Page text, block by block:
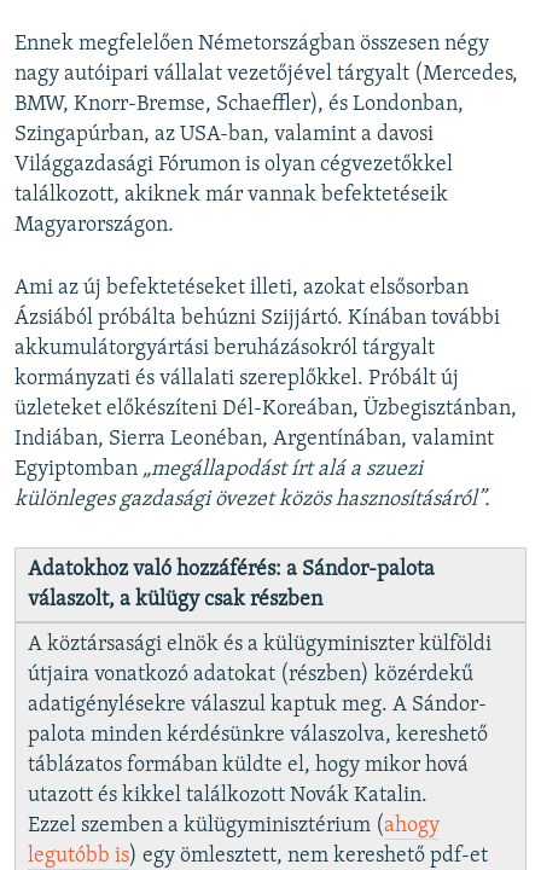
Ennek megfelelően Németországban összesen négy
nagy autóipari vállalat vezetőjével tárgyalt (Mercedes,
BMW, Knorr-Bremse, Schaeffler), és Londonban,
Szingapúrban, az USA-ban, valamint a davosi
Világgazdasági Fórumon is olyan cégvezetőkkel
találkozott, akiknek már vannak befektetéseik
Magyarországon.
Ami az új befektetéseket illeti, azokat elsősorban
Ázsiából próbálta behúzni Szijjártó. Kínában további
akkumulátorgyártási beruházásokról tárgyalt
kormányzati és vállalati szereplőkkel. Próbált új
üzleteket előkészíteni Dél-Koreában, Üzbegisztánban,
Indiában, Sierra Leonéban, Argentínában, valamint
Egyiptomban „megállapodást írt alá a szuezi
különleges gazdasági övezet közös hasznosításáról”.
Adatokhoz való hozzáférés: a Sándor-palota
válaszolt, a külügy csak részben
A köztársasági elnök és a külügyminiszter külföldi
útjaira vonatkozó adatokat (részben) közérdekű
adatigénylésekre válaszul kaptuk meg. A Sándor-
palota minden kérdésünkre válaszolva, kereshető
táblázatos formában küldte el, hogy mikor hová
utazott és kikkel találkozott Novák Katalin.
Ezzel szemben a külügyminisztérium (ahogy
legutóbb is) egy ömlesztett, nem kereshető pdf-et